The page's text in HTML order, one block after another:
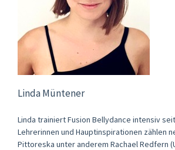
Linda Müntener
Linda trainiert Fusion Bellydance intensiv
Lehrerinnen und Hauptinspirationen zählen
Pittoreska unter anderem Rachael Redfern